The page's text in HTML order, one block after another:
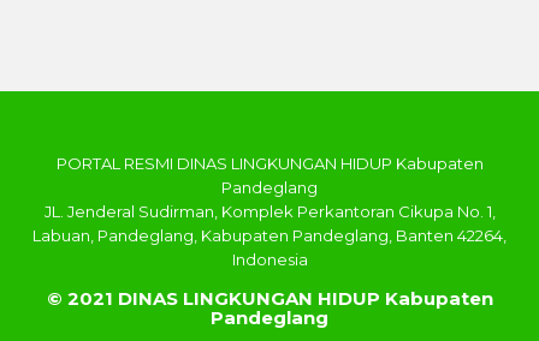
PORTAL RESMI DINAS LINGKUNGAN HIDUP Kabupaten
Pandeglang
JL. Jenderal Sudirman, Komplek Perkantoran Cikupa No. 1,
Labuan, Pandeglang, Kabupaten Pandeglang, Banten 42264,
Indonesia
© 2021 DINAS LINGKUNGAN HIDUP Kabupaten
Pandeglang